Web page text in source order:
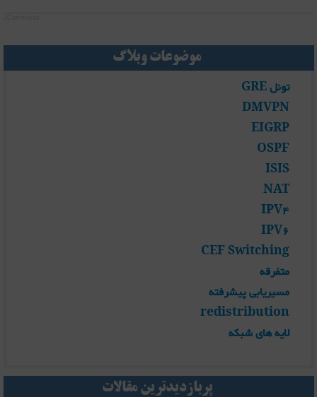
موضوعات وبلاگ
تونل GRE
DMVPN
EIGRP
OSPF
ISIS
NAT
IPV4
IPV6
CEF Switching
متفرقه
مسیریابی پیشرفته
redistribution
لایه های شبکه
پربازدیدترین مقالات